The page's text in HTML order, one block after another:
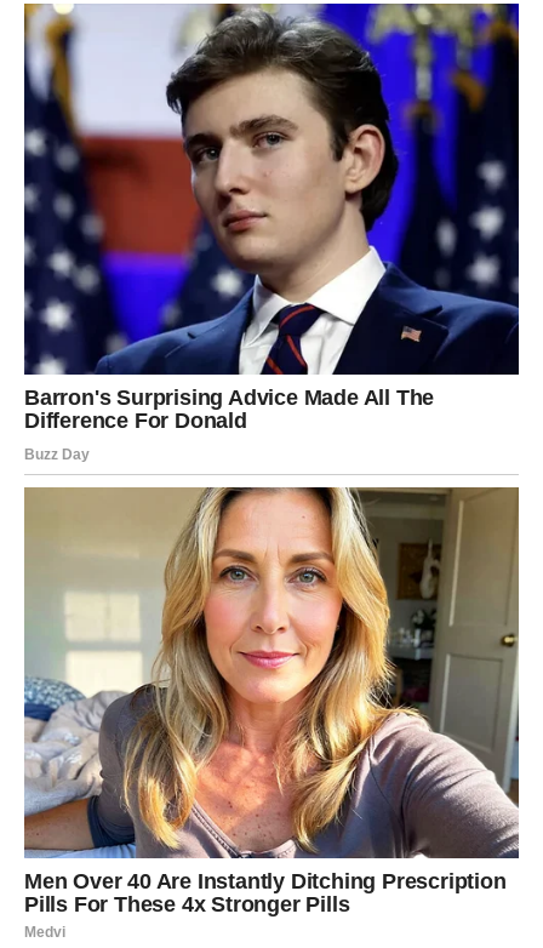
zasladite sebi dan, ovaj desert jesiguran pogodak.
PREUZMITE BESPLATNO!
⋆ KNJIGA SA RECEPTIMA ⋆
Upiši svoj email i preuzmi BESPLATNU
knjigu s receptima! Uživaj u jednostavnim
i ukusnim jelima koja će osvojiti tvoje
najdraže.
Jednim klikom preuzmi knjigu s najboljim
receptima!